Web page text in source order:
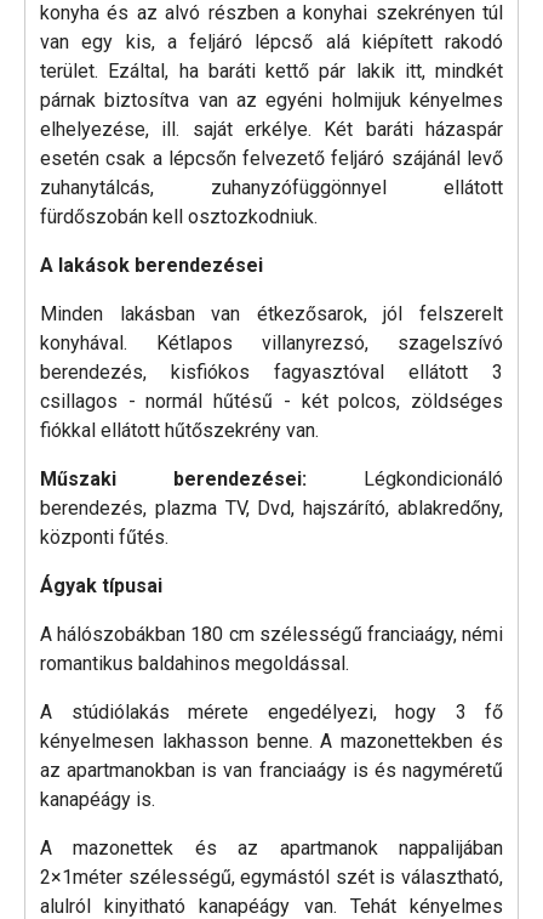
konyha és az alvó részben a konyhai szekrényen túl
van egy kis, a feljáró lépcső alá kiépített rakodó
terület. Ezáltal, ha baráti kettő pár lakik itt, mindkét
párnak biztosítva van az egyéni holmijuk kényelmes
elhelyezése, ill. saját erkélye. Két baráti házaspár
esetén csak a lépcsőn felvezető feljáró szájánál levő
zuhanytálcás, zuhanyzófüggönnyel ellátott
fürdőszobán kell osztozkodniuk.
A lakások berendezései
Minden lakásban van étkezősarok, jól felszerelt
konyhával. Kétlapos villanyrezsó, szagelszívó
berendezés, kisfiókos fagyasztóval ellátott 3
csillagos - normál hűtésű - két polcos, zöldséges
fiókkal ellátott hűtőszekrény van.
Műszaki berendezései: Légkondicionáló
berendezés, plazma TV, Dvd, hajszárító, ablakredőny,
központi fűtés.
Ágyak típusai
A hálószobákban 180 cm szélességű franciaágy, némi
romantikus baldahinos megoldással.
A stúdiólakás mérete engedélyezi, hogy 3 fő
kényelmesen lakhasson benne. A mazonettekben és
az apartmanokban is van franciaágy is és nagyméretű
kanapéágy is.
A mazonettek és az apartmanok nappalijában
2×1méter szélességű, egymástól szét is választható,
alulról kinyitható kanapéágy van. Tehát kényelmes